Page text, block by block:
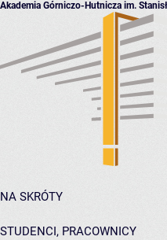
Akademia Górniczo-Hutnicza im.
NA SKRÓTY
STUDENCI, PRACOWNICY